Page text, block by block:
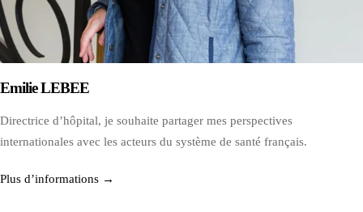
Emilie LEBEE
Directrice d’hôpital, je souhaite partager mes perspectives
internationales avec les acteurs du système de santé français.
Plus d’informations →